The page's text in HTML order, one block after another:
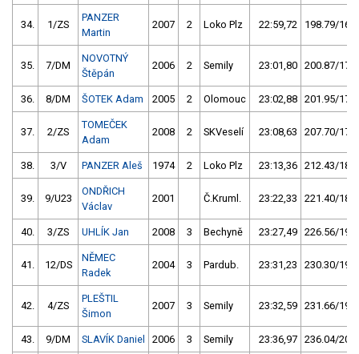
34. 1/ZS
PANZER
Martin
2007 2 Loko Plz 22:59,72 198.79/16,8
35. 7/DM
NOVOTNÝ
Štěpán
2006 2 Semily 23:01,80 200.87/17,0
36. 8/DM ŠOTEK Adam 2005 2 Olomouc 23:02,88 201.95/17,1
37. 2/ZS
TOMEČEK
Adam
2008 2 SKVeselí 23:08,63 207.70/17,6
38. 3/V PANZER Aleš 1974 2 Loko Plz 23:13,36 212.43/18,0
39. 9/U23
ONDŘICH
Václav
2001 Č.Kruml. 23:22,33 221.40/18,7
40. 3/ZS UHLÍK Jan 2008 3 Bechyně 23:27,49 226.56/19,2
41. 12/DS
NĚMEC
Radek
2004 3 Pardub. 23:31,23 230.30/19,5
42. 4/ZS
PLEŠTIL
Šimon
2007 3 Semily 23:32,59 231.66/19,6
43. 9/DM SLAVÍK Daniel 2006 3 Semily 23:36,97 236.04/20,0